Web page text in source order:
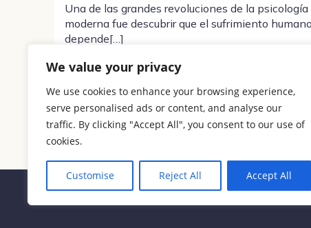
We value your privacy
We use cookies to enhance your browsing experience,
serve personalised ads or content, and analyse our
traffic. By clicking "Accept All", you consent to our use of
cookies.
Customise Reject All Accept All
Una de las grandes revoluciones de la psicología
moderna fue descubrir que el sufrimiento
depende[…]